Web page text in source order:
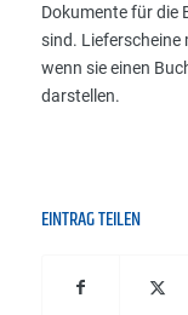
Dokumente für die
sind. Lieferscheine
wenn sie einen
darstellen.
EINTRAG TEILEN